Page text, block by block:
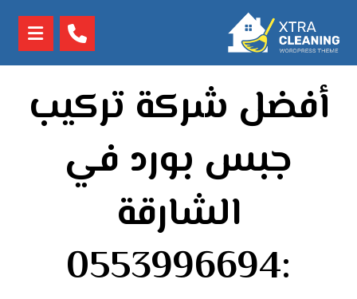
أفضل شركة تركيب
جبس بورد في
الشارقة
:0553996694